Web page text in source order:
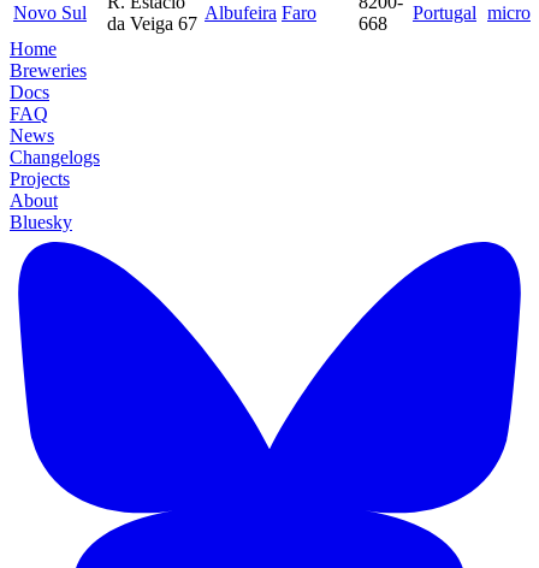
Novo Sul
da Veiga 67
Albufeira Faro
668
Portugal micro
Home
Breweries
Docs
FAQ
News
Changelogs
Projects
About
Bluesky